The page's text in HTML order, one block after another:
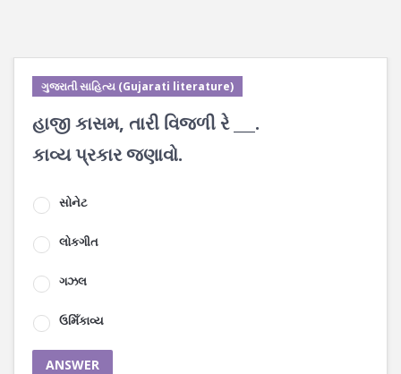
ગુજરાતી સાહિત્ય (Gujarati literature)
હાજી કાસમ, તારી વિજળી રે ___.
કાવ્ય પ્રકાર જણાવો.
સોનેટ
લોકગીત
ગઝલ
ઉમિઁકાવ્ય
ANSWER